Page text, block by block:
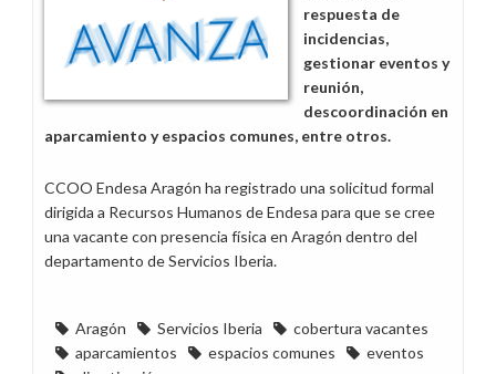
gripe
respuesta de
incidencias,
gestionar eventos y
reunión,
descoordinación en
aparcamiento y espacios comunes, entre otros.
CCOO Endesa Aragón ha registrado una solicitud formal
dirigida a Recursos Humanos de Endesa para que se cree
una vacante con presencia física en Aragón dentro del
departamento de Servicios Iberia.
Aragón Servicios Iberia
cobertura vacantes
aparcamientos
espacios comunes
eventos